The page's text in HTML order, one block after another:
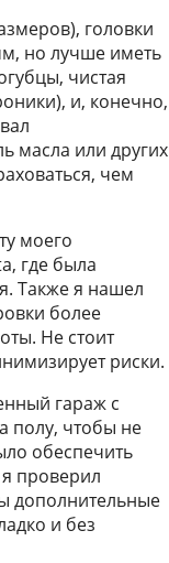
головки
но лучше иметь
чистая
и, конечно,
масла или других
чем
моего
где была
Также я нашел
более
Не стоит
риски.
гараж с
полу, чтобы не
обеспечить
проверил
дополнительные
и без